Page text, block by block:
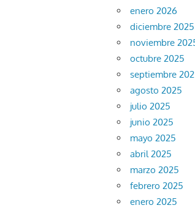
enero 2026
diciembre 2025
noviembre
octubre 2025
septiembre
agosto 2025
julio 2025
junio 2025
mayo 2025
abril 2025
marzo 2025
febrero 2025
enero 2025